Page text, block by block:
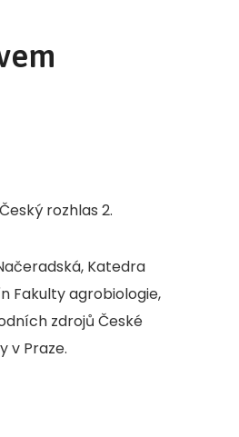
rozhlas 2.
Katedra
Fakulty agrobiologie,
zdrojů České
v Praze.